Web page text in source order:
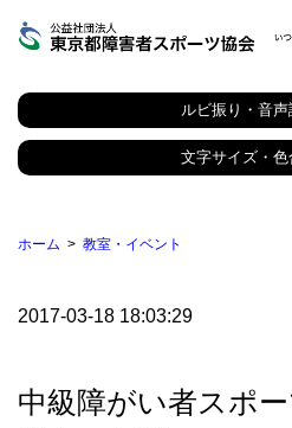
都
障
害
者
ス
協
ルビ振り・音
文字サイズ・色
ホーム 教室・イベント
2017-03-18 18:03:29
中級障がい者スポ